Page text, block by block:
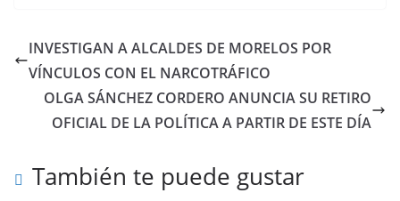
INVESTIGAN A ALCALDES DE MORELOS POR
VÍNCULOS CON EL NARCOTRÁFICO
OLGA SÁNCHEZ CORDERO ANUNCIA SU RETIRO
OFICIAL DE LA POLÍTICA A PARTIR DE ESTE DÍA
También te puede gustar